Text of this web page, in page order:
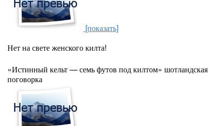
[показать]
Нет на свете женского килта!
«Истинный кельт — семь футов под килтом» шотландская
поговорка